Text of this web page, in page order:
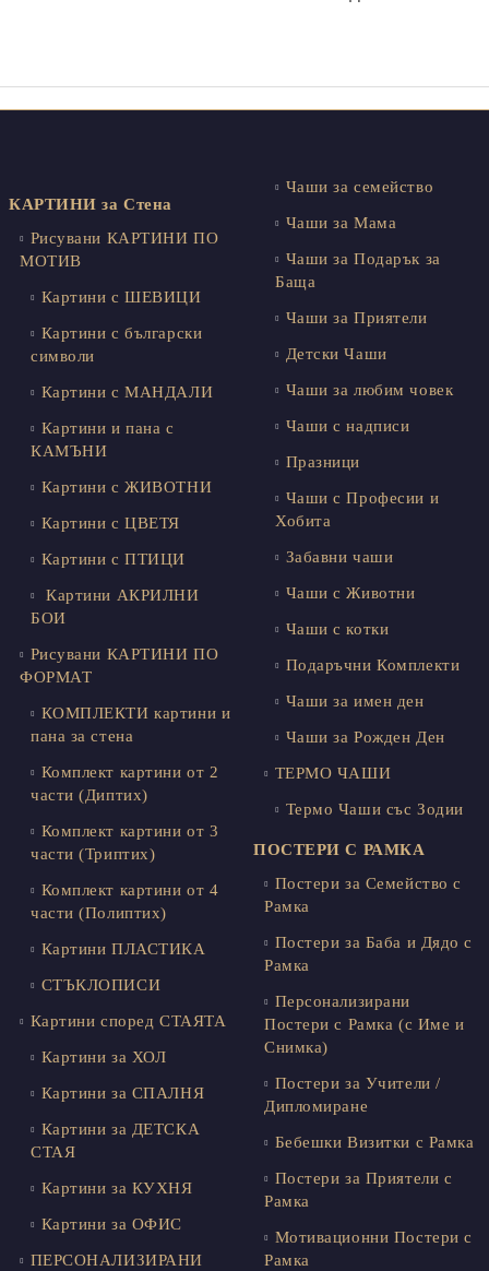
КАРТИНИ за Стена
Рисувани КАРТИНИ ПО
МОТИВ
Картини с ШЕВИЦИ
Картини с български
символи
Картини с МАНДАЛИ
Картини и пана с
КАМЪНИ
Картини с ЖИВОТНИ
Картини с ЦВЕТЯ
Картини с ПТИЦИ
Картини АКРИЛНИ
БОИ
Рисувани КАРТИНИ ПО
ФОРМАТ
КОМПЛЕКТИ картини и
пана за стена
Комплект картини от 2
части (Диптих)
Комплект картини от 3
части (Триптих)
Комплект картини от 4
части (Полиптих)
Картини ПЛАСТИКА
СТЪКЛОПИСИ
Картини според СТАЯТА
Картини за ХОЛ
Картини за СПАЛНЯ
Картини за ДЕТСКА
СТАЯ
Картини за КУХНЯ
Картини за ОФИС
ПЕРСОНАЛИЗИРАНИ
Чаши за семейство
Чаши за Мама
Чаши за Подарък за
Баща
Чаши за Приятели
Детски Чаши
Чаши за любим човек
Чаши с надписи
Празници
Чаши с Професии и
Хобита
Забавни чаши
Чаши с Животни
Чаши с котки
Подаръчни Комплекти
Чаши за имен ден
Чаши за Рожден Ден
ТЕРМО ЧАШИ
Термо Чаши със Зодии
ПОСТЕРИ С РАМКА
Постери за Семейство с
Рамка
Постери за Баба и Дядо с
Рамка
Персонализирани
Постери с Рамка (с Име и
Снимка)
Постери за Учители /
Дипломиране
Бебешки Визитки с Рамка
Постери за Приятели с
Рамка
Мотивационни Постери с
Рамка